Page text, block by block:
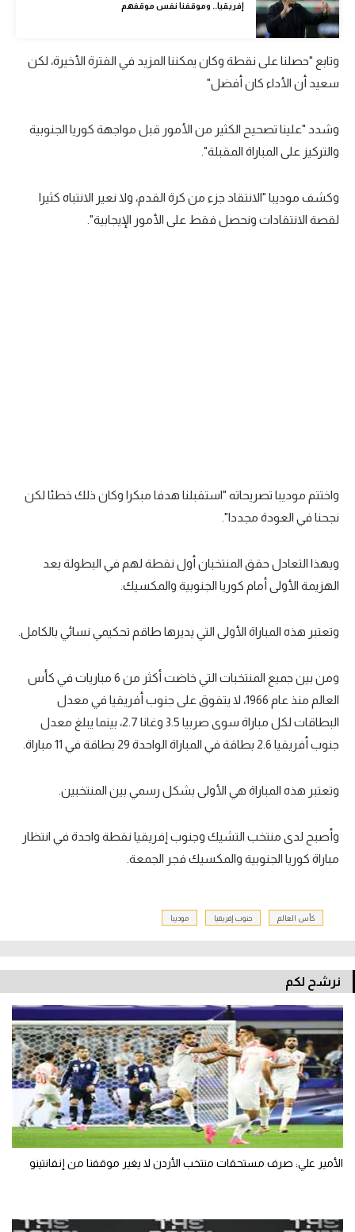
أقسام خاصة
Gamers
ميركاتو
تحقيق في الجول
تقرير في الجول
حكايات في الجول
إفريقيا.. وموقفنا نفس موقفهم
وتابع "حصلنا على نقطة وكان يمكننا المزيد في الفترة الأخيرة، لكن
سعيد أن الأداء كان أفضل"
وشدد "علينا تصحيح الكثير من الأمور قبل مواجهة كوريا الجنوبية
والتركيز على المباراة المقبلة".
وكشف موديبا "الانتقاد جزء من كرة القدم، ولا نعير الانتباه كثيرا
لقصة الانتقادات ونحصل فقط على الأمور الإيجابية".
واختتم موديبا تصريحاته "استقبلنا هدفا مبكرا وكان ذلك خطئا لكن
نجحنا في العودة مجددا".
وبهذا التعادل حقق المنتخبان أول نقطة لهم في البطولة بعد
الهزيمة الأولى أمام كوريا الجنوبية والمكسيك.
وتعتبر هذه المباراة الأولى التي يديرها طاقم تحكيمي نسائي بالكامل.
ومن بين جميع المنتخبات التي خاضت أكثر من 6 مباريات في كأس
العالم منذ عام 1966، لا يتفوق على جنوب أفريقيا في معدل
البطاقات لكل مباراة سوى صربيا 3.5 وغانا 2.7، بينما يبلغ معدل
جنوب أفريقيا 2.6 بطاقة في المباراة الواحدة 29 بطاقة في 11 مباراة.
وتعتبر هذه المباراة هي الأولى بشكل رسمي بين المنتخبين.
وأصبح لدى منتخب التشيك وجنوب إفريقيا نقطة واحدة في انتظار
مباراة كوريا الجنوبية والمكسيك فجر الجمعة.
كأس العالم جنوب إفريقيا موديبا
نرشح لكم
الأمير علي: صرف مستحقات منتخب الأردن لا يغير موقفنا من إنفانتينو